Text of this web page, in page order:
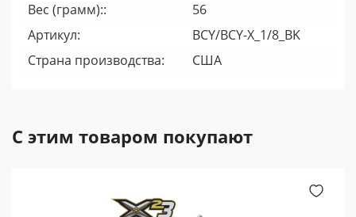
Вес (грамм)::
56
Артикул:
BCY/BCY-X_1/8_BK
Страна производства:
США
С этим товаром покупают